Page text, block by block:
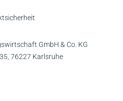
GmbH & Co. KG
76227 Karlsruhe